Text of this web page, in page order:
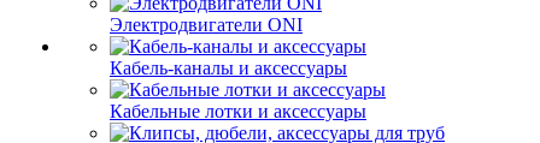
Электродвигатели ONI
Кабель-каналы и аксессуары
Кабельные лотки и аксессуары